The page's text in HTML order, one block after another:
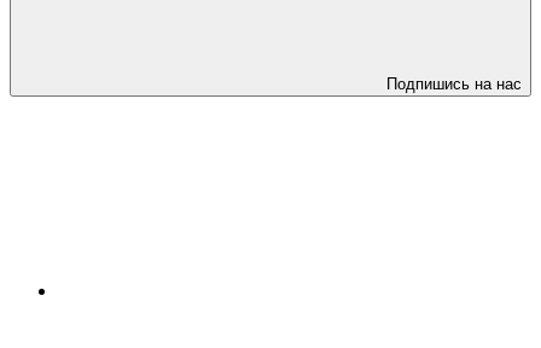
Подпишись на нас